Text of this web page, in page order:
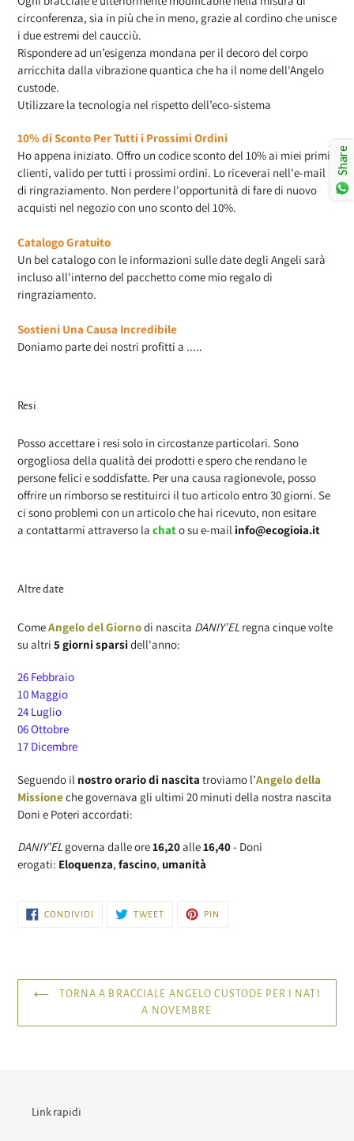
circonferenza, sia in più che in meno, grazie al cordino che unisce
i due estremi del caucciù.
Rispondere ad un’esigenza mondana per il decoro del corpo
arricchita dalla vibrazione quantica che ha il nome dell'Angelo
custode.
Utilizzare la tecnologia nel rispetto dell’eco-sistema
10% di Sconto Per Tutti i Prossimi Ordini
Ho appena iniziato. Offro un codice sconto del 10% ai miei primi
clienti, valido per tutti i prossimi ordini. Lo riceverai nell'e-mail
di ringraziamento. Non perdere l'opportunità di fare di nuovo
acquisti nel negozio con uno sconto del 10%.
Catalogo Gratuito
Un bel catalogo con le informazioni sulle date degli Angeli sarà
incluso all'interno del pacchetto come mio regalo di
ringraziamento.
Sostieni Una Causa Incredibile
Doniamo parte dei nostri profitti a .....
Resi
Posso accettare i resi solo in circostanze particolari. Sono
orgogliosa della qualità dei prodotti e spero che rendano le
persone felici e soddisfatte. Per una causa ragionevole, posso
offrire un rimborso se restituirci il tuo articolo entro 30 giorni. Se
ci sono problemi con un articolo che hai ricevuto, non esitare
a contattarmi attraverso la chato su e-mail info@ecogioia.it
Altre date
ComeAngelo del Giornodi nascita DANIY’EL regna cinque volte
su altri 5 giorni sparsidell'anno:
26 Febbraio
10 Maggio
24 Luglio
06 Ottobre
17 Dicembre
Seguendo il nostro orario di nascita troviamo l’Angelo della
Missioneche governava gli ultimi 20 minuti della nostra nascita
Doni e Poteri accordati:
DANIY’EL governa dalle ore16,20alle16,40- Doni
erogati: Eloquenza, fascino, umanità
CONDIVIDI CONDIVIDITWEET TWITTA
PIN
TORNA A BRACCIALE ANGELO CUSTODE PER I NATI
A NOVEMBRE
Link rapidi
Share